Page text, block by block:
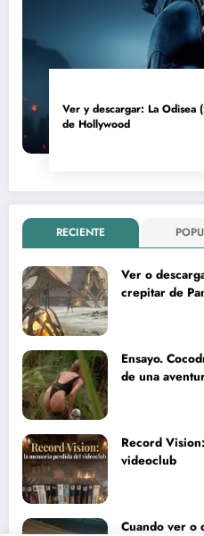
Ver y descargar: La
de Hollywood
RECIENTE
Ver o
crepitar de
Ensayo.
de una
Record
videoclub
Cuando ver o